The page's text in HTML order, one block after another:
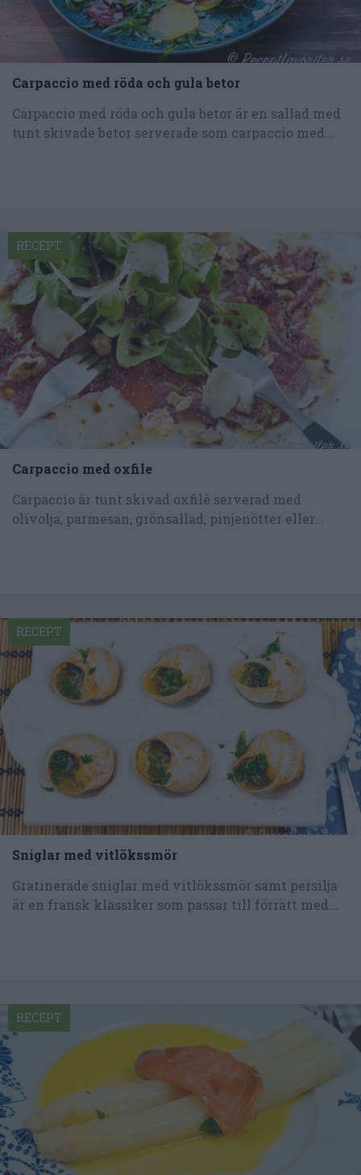
Carpaccio med röda och gula betor
Carpaccio med röda och gula betor är en sallad med
tunt skivade betor serverade som carpaccio med...
Carpaccio med oxfile
Carpaccio är tunt skivad oxfilé serverad med
olivolja, parmesan, grönsallad, pinjenötter eller...
RECEPT
Sniglar med vitlökssmör
Gratinerade sniglar med vitlökssmör samt persilja
är en fransk klassiker som passar till förrätt med...
RECEPT
RECEPT